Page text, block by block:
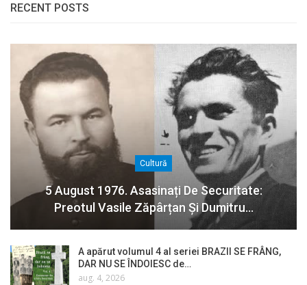
RECENT POSTS
Cultură
5 August 1976. Asasinați De Securitate:
Preotul Vasile Zăpârțan Și Dumitru…
A apărut volumul 4 al seriei BRAZII SE FRÂNG,
DAR NU SE ÎNDOIESC de…
aug. 4, 2026